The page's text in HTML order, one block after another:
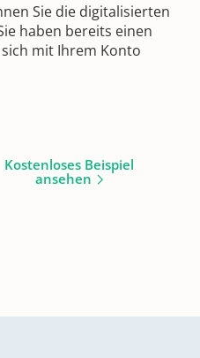
Sie die digitalisierten
haben bereits einen
mit Ihrem Konto
Kostenloses Beispiel
ansehen